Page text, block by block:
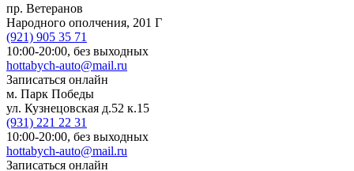
пр. Ветеранов
Народного ополчения, 201 Г
(921) 905 35 71
10:00-20:00, без выходных
hottabych-auto@mail.ru
Записаться онлайн
м. Парк Победы
ул. Кузнецовская д.52 к.15
(931) 221 22 31
10:00-20:00, без выходных
hottabych-auto@mail.ru
Записаться онлайн